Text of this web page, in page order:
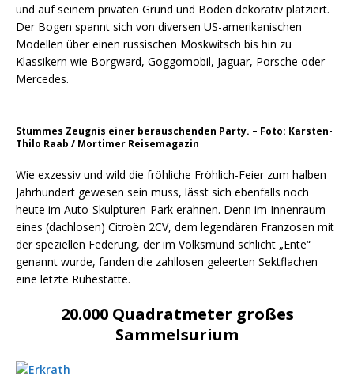
und auf seinem privaten Grund und Boden dekorativ platziert.
Der Bogen spannt sich von diversen US-amerikanischen
Modellen über einen russischen Moskwitsch bis hin zu
Klassikern wie Borgward, Goggomobil, Jaguar, Porsche oder
Mercedes.
Stummes Zeugnis einer berauschenden Party. – Foto: Karsten-
Thilo Raab / Mortimer Reisemagazin
Wie exzessiv und wild die fröhliche Fröhlich-Feier zum halben
Jahrhundert gewesen sein muss, lässt sich ebenfalls noch
heute im Auto-Skulpturen-Park erahnen. Denn im Innenraum
eines (dachlosen) Citroën 2CV, dem legendären Franzosen mit
der speziellen Federung, der im Volksmund schlicht „Ente“
genannt wurde, fanden die zahllosen geleerten Sektflachen
eine letzte Ruhestätte.
20.000 Quadratmeter großes
Sammelsurium